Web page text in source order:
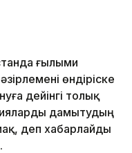
ғылыми
өндіріске
дейінгі толық
дамытудың
деп хабарлайды